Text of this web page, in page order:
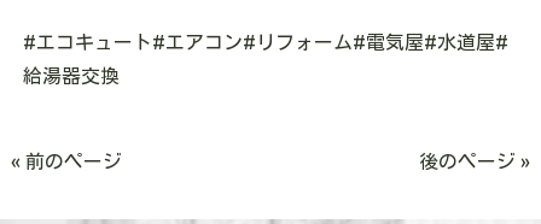
#エコキュート#エアコン#リフォーム#電気屋#水道屋#
給湯器交換
« 前のページ 後のページ »